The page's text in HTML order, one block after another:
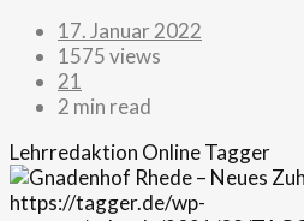
17. Januar 2022
1575 views
21
2 min read
Lehrredaktion OnlineTagger
https://tagger.de/wp-